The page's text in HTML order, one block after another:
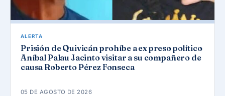
ALERTA
Prisión de Quivicán prohíbe a ex preso político
Aníbal Palau Jacinto visitar a su compañero de
causa Roberto Pérez Fonseca
05 DE AGOSTO DE 2026